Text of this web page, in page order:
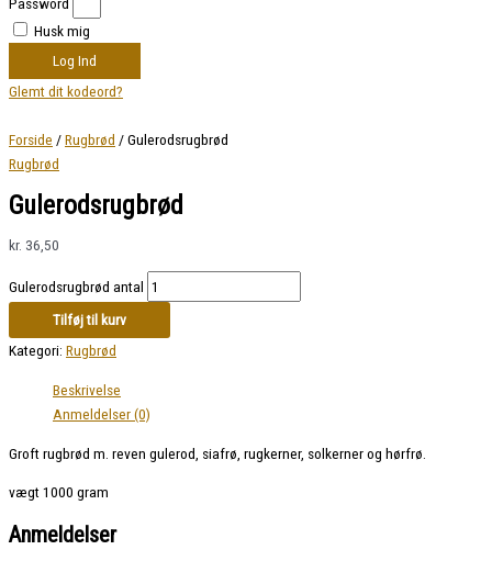
Husk mig
Log Ind
Glemt dit kodeord?
Forside /Rugbrød / Gulerodsrugbrød
Rugbrød
Gulerodsrugbrød
kr. 36,50
Gulerodsrugbrød antal
Tilføj til kurv
Kategori: Rugbrød
Beskrivelse
Anmeldelser (0)
Groft rugbrød m. reven gulerod, siafrø, rugkerner, solkerner og hørfrø.
vægt 1000 gram
Anmeldelser